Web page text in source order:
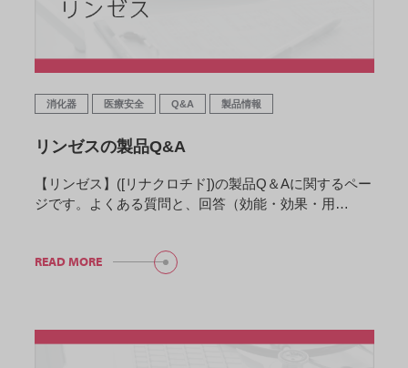
消化器 医療安全 Q&A 製品情報
リンゼスの製品Q&A
【リンゼス】([リナクロチド])の製品Q＆Aに関するペー
ジです。よくある質問と、回答（効能・効果・用…
READ MORE